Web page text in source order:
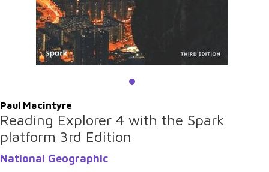
Paul Macintyre
Reading Explorer 4 with the Spark
platform 3rd Edition
National Geographic